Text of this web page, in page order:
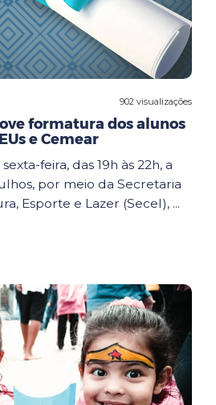
902 visualizações
formatura dos alunos
e Cemear
feira, das 19h às 22h, a
por meio da Secretaria
Esporte e Lazer (Secel), ...